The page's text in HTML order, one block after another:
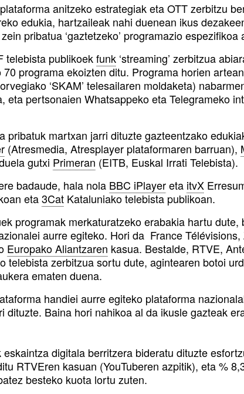
anitzeko estrategiak eta OTT zerbitzu
edukia, hartzaileak nahi duenean ikus
pribatua ‘gaztetzeko’ programazio espezifikoa
telebista publikoekfunk ‘streaming’ zerbitzua
programa ekoizten ditu. Programa horien
‘SKAM’ telesailaren moldaketa)
eta pertsonaien Whatsappeko eta Telegrameko
pribatuk martxan jarri dituzte gazteentzako
(Atresmedia, Atresplayer plataformaren barruan),
gutxi Primeran (EITB, Euskal Irrati Telebista).
badaude, hala nola BBC iPlayereta itvX
eta3Cat Kataluniako telebista publikoan.
programak merkaturatzeko erabakia hartu dute,
aurre egiteko. Hori da France
Europako Aliantzaren kasua. Bestalde, RTVE,
telebista zerbitzua sortu dute, agintearen botoi
ematen duena.
handiei aurre egiteko plataforma
dituzte. Baina hori nahikoa al da ikusle gazteak
digitala berritzera bideratu dituzte
RTVEren kasuan (YouTuberen azpitik), eta %
besteko kuota lortu zuten.